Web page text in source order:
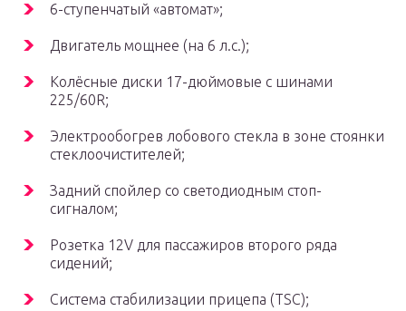
6-ступенчатый «автомат»;
Двигатель мощнее (на 6 л.с.);
Колёсные диски 17-дюймовые с шинами
225/60R;
Электрообогрев лобового стекла в зоне стоянки
стеклоочистителей;
Задний спойлер со светодиодным стоп-
сигналом;
Розетка 12V для пассажиров второго ряда
сидений;
Система стабилизации прицепа (TSC);